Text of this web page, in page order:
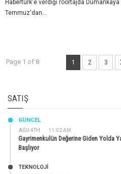
Habertürk'e verdiği röortajda Dumankaya
Temmuz'dan...
Page 1 of 8 1 2 3
SATIŞ
AĞU 4TH 11:02 AM
GÜNCEL
Gayrimenkulün Değerine Giden Yolda
Başlıyor
TEKNOLOJİ